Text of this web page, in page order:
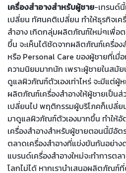
เครื่องสำอางสำหรับผู้ชาย-เทรนด์
เปลี่ยน ทัศนคติเปลี่ยน ทำให้ธุรกิจเค
สำอาง เกิดกลุ่มผลิตภัณฑ์ใหม่ๆเพื่อ
ขึ้น จะเห็นได้ชัดจากผลิตภัณฑ์เครื่อง
หรือ Personal Care ของผู้ชายที่เ
ความนิยมมากนัก เพราะผู้ชายในสมัย
ดูแลผิวภัณฑ์ตัวเองเท่าไหร่ จะมีแต่ผู้
ผลิตภัณฑ์เครื่องสำอางให้ผู้ชายเป็น
เปลี่ยนไป พฤติกรรมผู้บริโภคก็เปลี่
มาดูแลผิวภัณฑ์ตัวเองมากขึ้น ทำให้อั
เครื่องสำอางสำหรับผู้ชายตอนนี้มีอัต
ตลาดเครื่องสำอางที่แข่งขันกันอย่าง
แบรนด์เครื่องสำอางใหม่จะทำการต
โลกไม่ได้ หากเรานำเสนอผลิตภัณฑ์